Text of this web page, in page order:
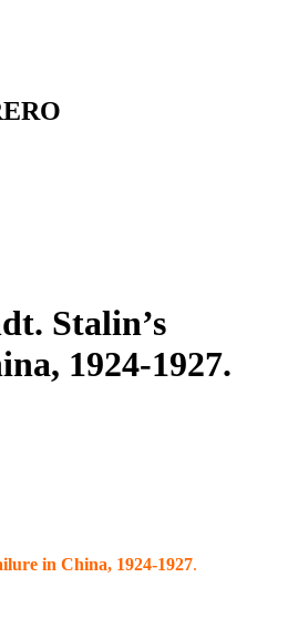
Stalin’s
1924-1927.
in China, 1924-1927.